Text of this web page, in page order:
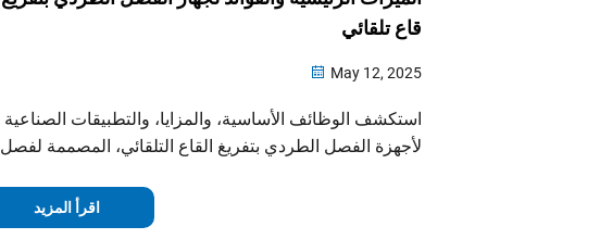
قاع تلقائي
May 12, 2025
استكشف الوظائف الأساسية، والمزايا، والتطبيقات الصناعية
لأجهزة الفصل الطردي بتفريغ القاع التلقائي، المصممة لفصل
اقرأ المزيد